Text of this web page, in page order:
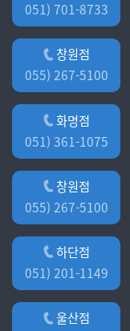
051) 701-8733
창원점
055) 267-5100
화명점
051) 361-1075
창원점
055) 267-5100
하단점
051) 201-1149
울산점